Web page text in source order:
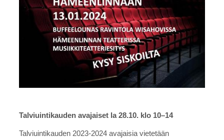
Talviuintikauden avajaiset la 28.10. klo 10–14
Talviuintikauden 2023-2024 avajaisia vietetään